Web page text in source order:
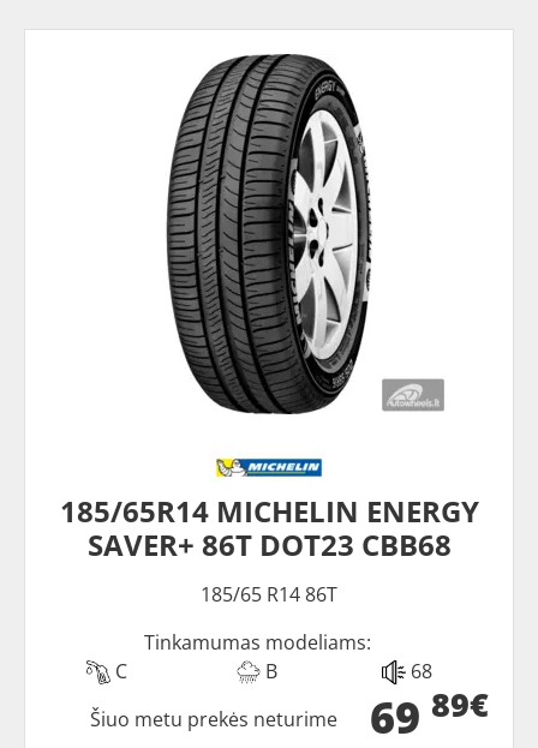
185/65R14 MICHELIN ENERGY
SAVER+ 86T DOT23 CBB68
185/65 R14 86T
Tinkamumas modeliams:
C
B 68
69 89€
Šiuo metu prekės neturime